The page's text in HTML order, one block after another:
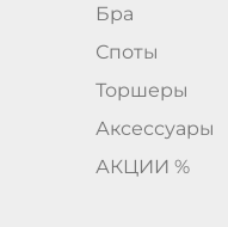
Бра
Споты
Торшеры
Аксессуары
АКЦИИ %